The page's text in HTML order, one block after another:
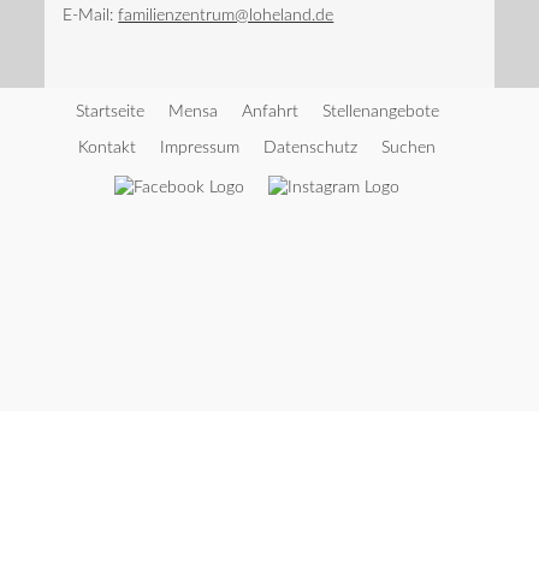
E-Mail:familienzentrum@loheland.de
Startseite Mensa Anfahrt Stellenangebote
Kontakt Impressum Datenschutz Suchen